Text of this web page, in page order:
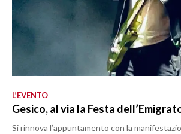
L’EVENTO
Gesico, al via la Festa
Si rinnova l’appuntamento con la